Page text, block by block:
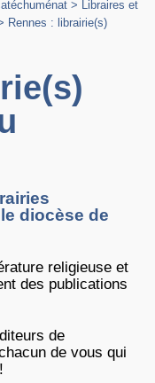
> Libraires et
Rennes : librairie(s)
diocèse de
religieuse et
des publications
de
de vous qui